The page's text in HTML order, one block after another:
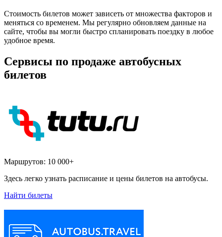
Стоимость билетов может зависеть от множества факторов и
меняться со временем. Мы регулярно обновляем данные на
сайте, чтобы вы могли быстро спланировать поездку в любое
удобное время.
Сервисы по продаже автобусных
билетов
Маршрутов: 10 000+
Здесь легко узнать расписание и цены билетов на автобусы.
Найти билеты